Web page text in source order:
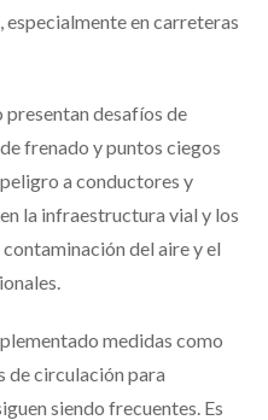
especialmente en carreteras
presentan desafíos de
frenado y puntos ciegos
a conductores y
la infraestructura vial y los
del aire y el
medidas como
de circulación para
siendo frecuentes. Es